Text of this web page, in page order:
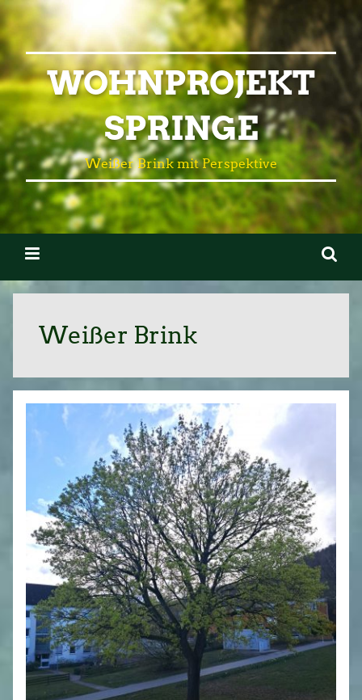
WOHNPROJEKT
SPRINGE
Weißer Brink mit Perspektive
Weißer Brink